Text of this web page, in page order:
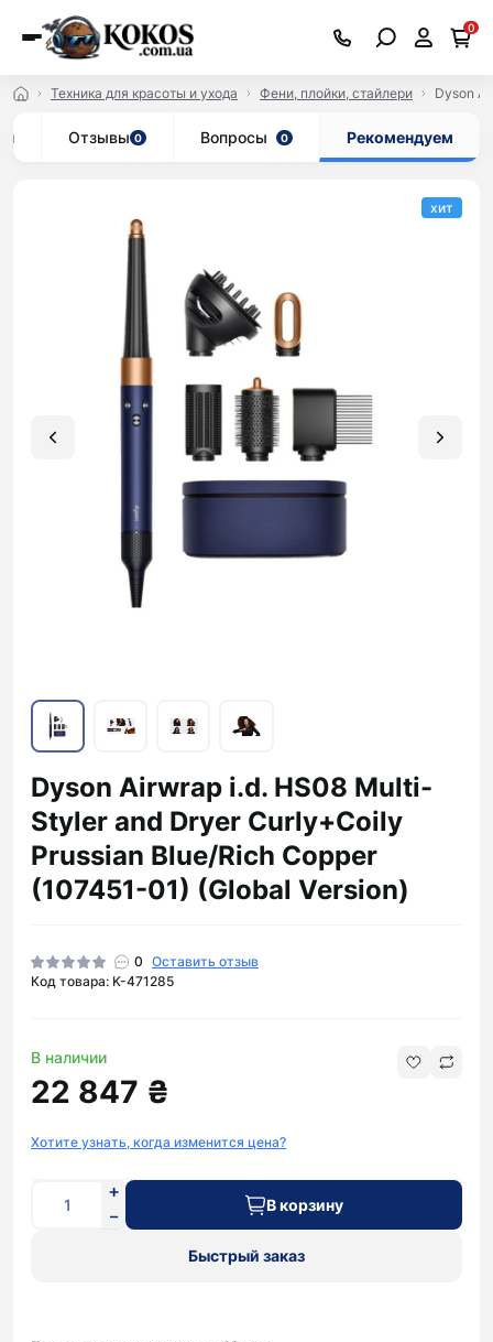
0
Техника для красоты и ухода Фени, плойки, стайлери Dyson
Отзывы 0 Вопросы 0 Рекомендуем
хит
Dyson Airwrap i.d. HS08 Multi-
Styler and Dryer Curly+Coily
Prussian Blue/Rich Copper
(107451-01) (Global Version)
0 Оставить отзыв
Код товара: K-471285
В наличии
22 847 ₴
Хотите узнать, когда изменится цена?
В корзину
Быстрый заказ